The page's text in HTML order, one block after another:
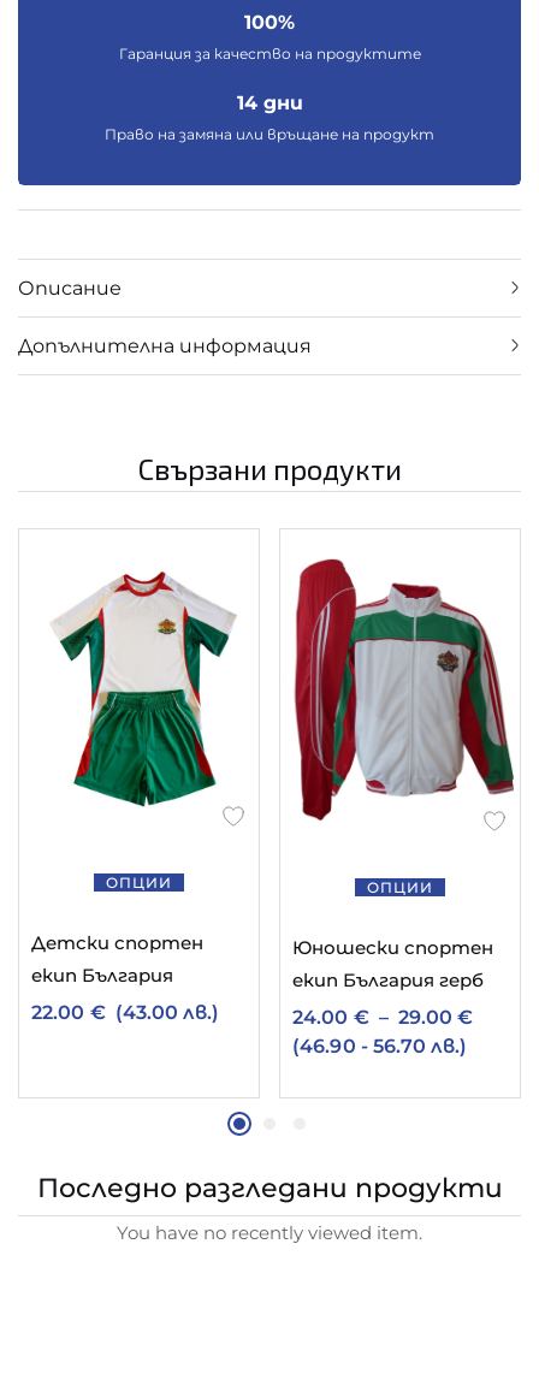
100%
Гаранция за качество на продуктите
14 дни
Право на замяна или връщане на продукт
Описание
Допълнителна информация
Свързани продукти
ОПЦИИ
Детски спортен
екип България
22.00 € (43.00 лв.)
ОПЦИИ
Юношески спортен
екип България герб
24.00 € – 29.00€
(46.90 - 56.70 лв.)
Последно разгледани продукти
You have no recently viewed item.